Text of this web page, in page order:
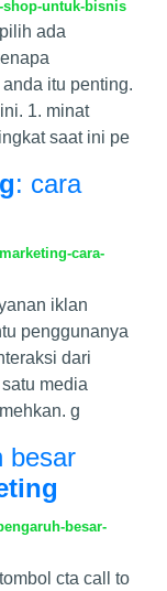
shop-untuk-bisnis
ada
itu penting.
1. minat
saat ini pe
: cara
cara-
iklan
penggunanya
dari
media
g
besar
besar-
cta call to